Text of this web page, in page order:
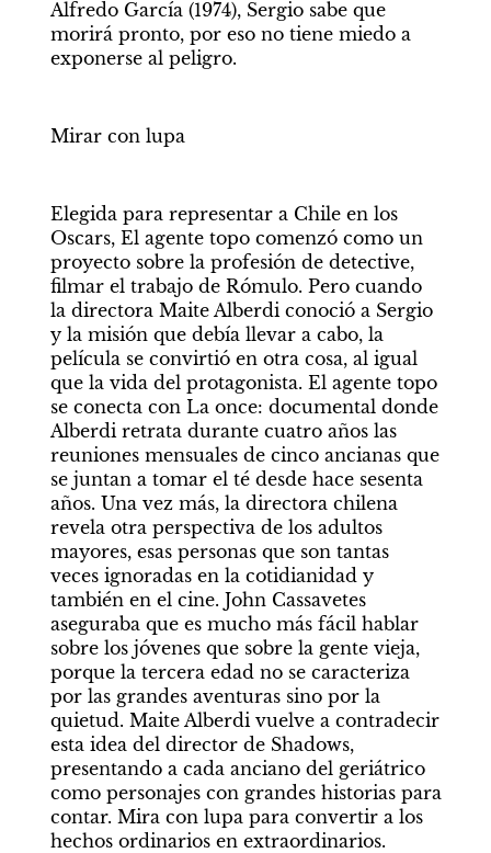
Alfredo García (1974), Sergio sabe que
morirá pronto, por eso no tiene miedo a
exponerse al peligro.
Mirar con lupa
Elegida para representar a Chile en los
Oscars, El agente topo comenzó como un
proyecto sobre la profesión de detective,
filmar el trabajo de Rómulo. Pero cuando
la directora Maite Alberdi conoció a Sergio
y la misión que debía llevar a cabo, la
película se convirtió en otra cosa, al igual
que la vida del protagonista. El agente topo
se conecta con La once: documental donde
Alberdi retrata durante cuatro años las
reuniones mensuales de cinco ancianas que
se juntan a tomar el té desde hace sesenta
años. Una vez más, la directora chilena
revela otra perspectiva de los adultos
mayores, esas personas que son tantas
veces ignoradas en la cotidianidad y
también en el cine. John Cassavetes
aseguraba que es mucho más fácil hablar
sobre los jóvenes que sobre la gente vieja,
porque la tercera edad no se caracteriza
por las grandes aventuras sino por la
quietud. Maite Alberdi vuelve a contradecir
esta idea del director de Shadows,
presentando a cada anciano del geriátrico
como personajes con grandes historias para
contar. Mira con lupa para convertir a los
hechos ordinarios en extraordinarios.